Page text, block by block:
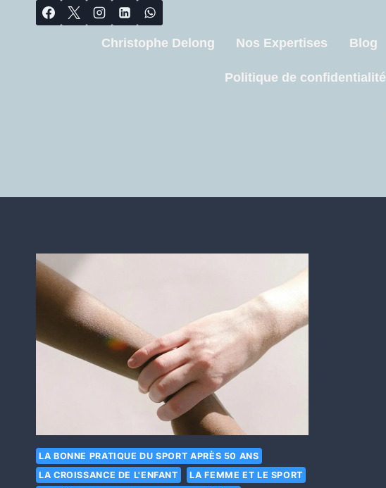
Christophe Delong Nos Expertises Blog
Politique de confidentialité
LA BONNE PRATIQUE DU SPORT APRÈS 50 ANS
LA CROISSANCE DE L'ENFANT
LA FEMME ET LE SPORT